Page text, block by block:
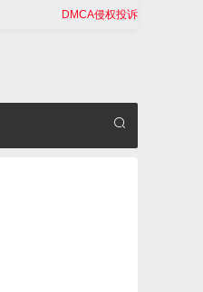
DMCA侵权投诉